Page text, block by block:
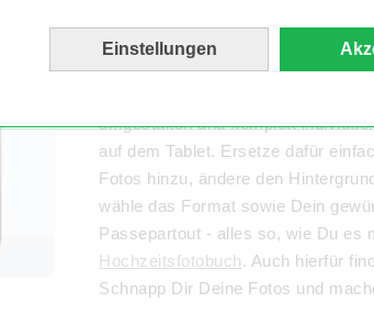
Einstellungen
Bei unseren Design-Vorlagen wirst
Collage „Hochzeit“, die Dir am
umgestalten und komplett
auf dem Tablet. Ersetze dafür
Fotos hinzu, ändere den
wähle das Format sowie Dein
Passepartout - alles so, wie Du es
Hochzeitsfotobuch. Auch hierfür
Schnapp Dir Deine Fotos und